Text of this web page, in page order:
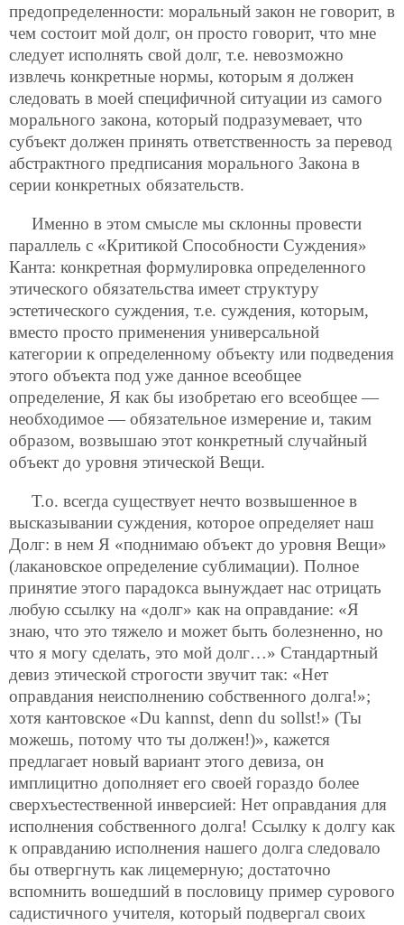
предопределенности: моральный закон не говорит, в
чем состоит мой долг, он просто говорит, что мне
следует исполнять свой долг, т.е. невозможно
извлечь конкретные нормы, которым я должен
следовать в моей специфичной ситуации из самого
морального закона, который подразумевает, что
субъект должен принять ответственность за перевод
абстрактного предписания морального Закона в
серии конкретных обязательств.
Именно в этом смысле мы склонны провести
параллель с «Критикой Способности Суждения»
Канта: конкретная формулировка определенного
этического обязательства имеет структуру
эстетического суждения, т.е. суждения, которым,
вместо просто применения универсальной
категории к определенному объекту или подведения
этого объекта под уже данное всеобщее
определение, Я как бы изобретаю его всеобщее —
необходимое — обязательное измерение и, таким
образом, возвышаю этот конкретный случайный
объект до уровня этической Вещи.
Т.о. всегда существует нечто возвышенное в
высказывании суждения, которое определяет наш
Долг: в нем Я «поднимаю объект до уровня Вещи»
(лакановское определение сублимации). Полное
принятие этого парадокса вынуждает нас отрицать
любую ссылку на «долг» как на оправдание: «Я
знаю, что это тяжело и может быть болезненно, но
что я могу сделать, это мой долг…» Стандартный
девиз этической строгости звучит так: «Нет
оправдания неисполнению собственного долга!»;
хотя кантовское «Du kannst, denn du sollst!» (Ты
можешь, потому что ты должен!)», кажется
предлагает новый вариант этого девиза, он
имплицитно дополняет его своей гораздо более
сверхъестественной инверсией: Нет оправдания для
исполнения собственного долга! Ссылку к долгу как
к оправданию исполнения нашего долга следовало
бы отвергнуть как лицемерную; достаточно
вспомнить вошедший в пословицу пример сурового
садистичного учителя, который подвергал своих